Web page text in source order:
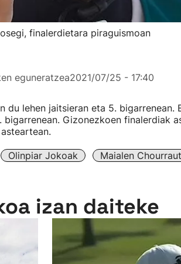
finalerdietara piraguismoan
eguneratzea2021/07/25 - 17:40
du lehen jaitsieran eta 5. bigarrenean.
bigarrenean. Gizonezkoen finalerdiak
Olinpiar Jokoak Maialen Chourraut
izan daiteke